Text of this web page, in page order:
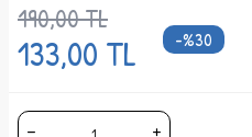
190,00TL
133,00 TL -%30